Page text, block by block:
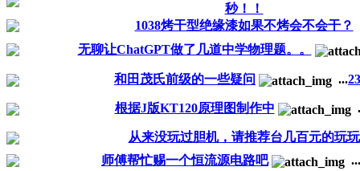
秒！！
1038烤干型绝缘漆如果不烤会不会干？
无聊让ChatGPT做了几道中学物理题。。
和田茂氏前级的一些疑问 ...23
根据J版KT120原理图制作中
从来没玩过胆机，请推荐台几百元的玩玩
师傅帮忙赐一个恒流源电路吧
...